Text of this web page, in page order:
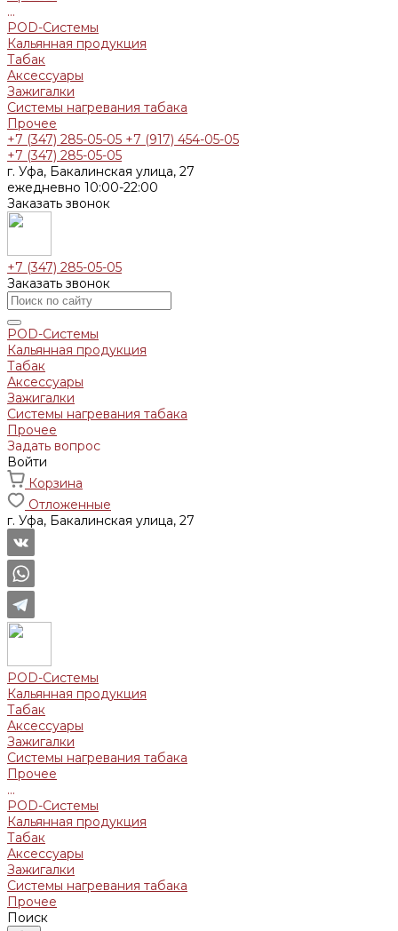
...
POD-Системы
Кальянная продукция
Табак
Аксессуары
Зажигалки
Системы нагревания табака
Прочее
+7 (347) 285-05-05 +7 (917) 454-05-05
+7 (347) 285-05-05
г. Уфа, Бакалинская улица, 27
ежедневно 10:00-22:00
Заказать звонок
+7 (347) 285-05-05
Заказать звонок
POD-Системы
Кальянная продукция
Табак
Аксессуары
Зажигалки
Системы нагревания табака
Прочее
Задать вопрос
Войти
Корзина
Отложенные
г. Уфа, Бакалинская улица, 27
POD-Системы
Кальянная продукция
Табак
Аксессуары
Зажигалки
Системы нагревания табака
Прочее
...
POD-Системы
Кальянная продукция
Табак
Аксессуары
Зажигалки
Системы нагревания табака
Прочее
Поиск